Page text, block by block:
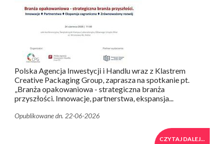
Polska Agencja Inwestycji i Handlu wraz z Klastrem
Creative Packaging Group, zaprasza na spotkanie pt.
„Branża opakowaniowa - strategiczna branża
przyszłości. Innowacje, partnerstwa, ekspansja...
Opublikowane dn. 22-06-2026
CZYTAJ DALEJ...